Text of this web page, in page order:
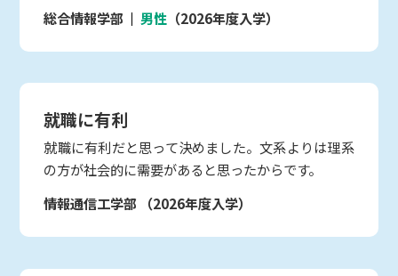
総合情報学部
男性 （2026年度入学）
就職に有利
就職に有利だと思って決めました。文系よりは理系
の方が社会的に需要があると思ったからです。
情報通信工学部
（2026年度入学）